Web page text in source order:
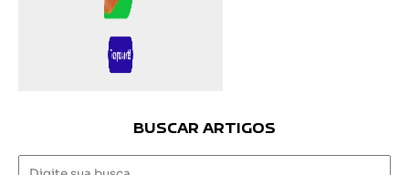
BUSCAR ARTIGOS